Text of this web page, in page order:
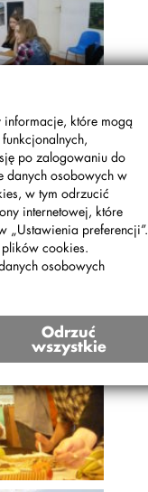
które mogą
po zalogowaniu do
danych osobowych w
w tym odrzucić
internetowej, które
„Ustawienia preferencji”.
cookies.
osobowych
Odrzuć
wszystkie